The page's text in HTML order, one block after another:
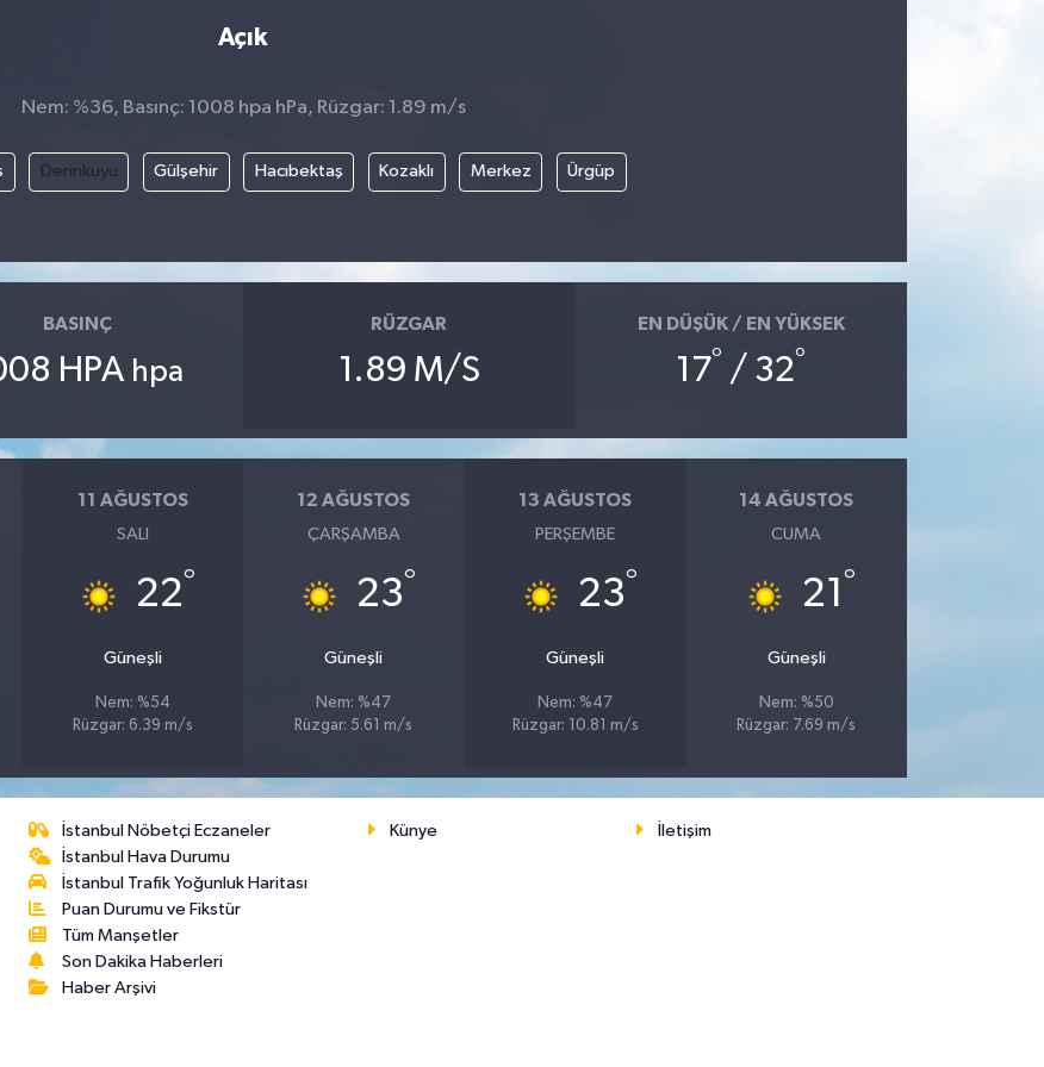
Açık
Nem: %36, Basınç: 1008 hpa hPa, Rüzgar: 1.89 m/s
Derinkuyu Gülşehir Hacıbektaş Kozaklı Merkez Ürgüp
BASINÇ
HPA hpa
RÜZGAR
1.89 M/S
EN DÜŞÜK / EN YÜKSEK
17° / 32°
11 AĞUSTOS
SALI
22°
Güneşli
Nem: %54
Rüzgar: 6.39 m/s
12 AĞUSTOS
ÇARŞAMBA
23°
Güneşli
Nem: %47
Rüzgar: 5.61 m/s
13 AĞUSTOS
PERŞEMBE
23°
Güneşli
Nem: %47
Rüzgar: 10.81 m/s
14 AĞUSTOS
CUMA
21 °
Güneşli
Nem: %50
Rüzgar: 7.69 m/s
İstanbul Nöbetçi Eczaneler
İstanbul Hava Durumu
İstanbul Trafik Yoğunluk Haritası
Puan Durumu ve Fikstür
Tüm Manşetler
Son Dakika Haberleri
Haber Arşivi
Künye İletişim